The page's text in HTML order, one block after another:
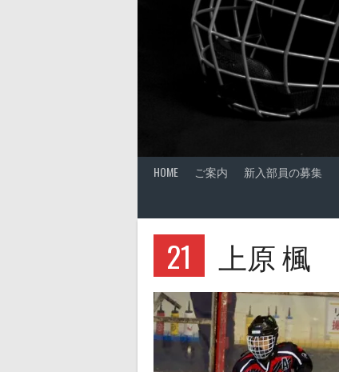
HOME ご案内 新入部員の募集
21 上原 楓